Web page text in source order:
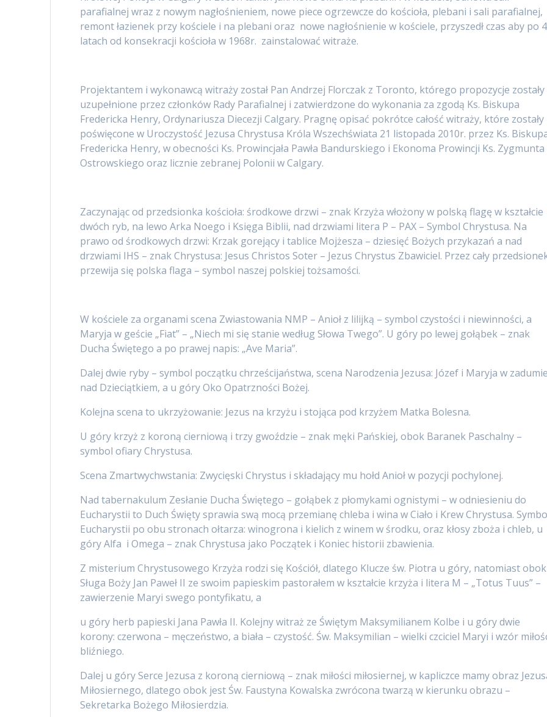
parafialnej wraz z nowym nagłośnieniem, nowe piece ogrzewcze do kościoła, plebani i sali parafialnej,
remont łazienek przy kościele i na plebani oraz nowe nagłośnienie w kościele, przyszedł czas aby po
latach od konsekracji kościoła w 1968r. zainstalować witraże.
Projektantem i wykonawcą witraży został Pan Andrzej Florczak z Toronto, którego propozycje zostały
uzupełnione przez członków Rady Parafialnej i zatwierdzone do wykonania za zgodą Ks. Biskupa
Fredericka Henry, Ordynariusza Diecezji Calgary. Pragnę opisać pokrótce całość witraży, które zostały
poświęcone w Uroczystość Jezusa Chrystusa Króla Wszechświata 21 listopada 2010r. przez Ks.
Fredericka Henry, w obecności Ks. Prowincjała Pawła Bandurskiego i Ekonoma Prowincji Ks. Zygmunta
Ostrowskiego oraz licznie zebranej Polonii w Calgary.
Zaczynając od przedsionka kościoła: środkowe drzwi – znak Krzyża włożony w polską flagę w kształcie
dwóch ryb, na lewo Arka Noego i Księga Biblii, nad drzwiami litera P – PAX – Symbol Chrystusa. Na
prawo od środkowych drzwi: Krzak gorejący i tablice Mojżesza – dziesięć Bożych przykazań a nad
drzwiami IHS – znak Chrystusa: Jesus Christos Soter – Jezus Chrystus Zbawiciel. Przez cały
przewija się polska flaga – symbol naszej polskiej tożsamości.
W kościele za organami scena Zwiastowania NMP – Anioł z lilijką – symbol czystości i niewinności, a
Maryja w geście „Fiat” – „Niech mi się stanie według Słowa Twego”. U góry po lewej gołąbek – znak
Ducha Świętego a po prawej napis: „Ave Maria”.
Dalej dwie ryby – symbol początku chrześcijaństwa, scena Narodzenia Jezusa: Józef i Maryja w
nad Dzieciątkiem, a u góry Oko Opatrzności Bożej.
Kolejna scena to ukrzyżowanie: Jezus na krzyżu i stojąca pod krzyżem Matka Bolesna.
U góry krzyż z koroną cierniową i trzy gwoździe – znak męki Pańskiej, obok Baranek Paschalny –
symbol ofiary Chrystusa.
Scena Zmartwychwstania: Zwycięski Chrystus i składający mu hołd Anioł w pozycji pochylonej.
Nad tabernakulum Zesłanie Ducha Świętego – gołąbek z płomykami ognistymi – w odniesieniu do
Eucharystii to Duch Święty sprawia swą mocą przemianę chleba i wina w Ciało i Krew Chrystusa.
Eucharystii po obu stronach ołtarza: winogrona i kielich z winem w środku, oraz kłosy zboża i chleb, u
góry Alfa i Omega – znak Chrystusa jako Początek i Koniec historii zbawienia.
Z misterium Chrystusowego Krzyża rodzi się Kościół, dlatego Klucze św. Piotra u góry, natomiast obok
Sługa Boży Jan Paweł II ze swoim papieskim pastorałem w kształcie krzyża i litera M – „Totus Tuus” –
zawierzenie Maryi swego pontyfikatu, a
u góry herb papieski Jana Pawła II. Kolejny witraż ze Świętym Maksymilianem Kolbe i u góry dwie
korony: czerwona – męczeństwo, a biała – czystość. Św. Maksymilian – wielki czciciel Maryi i wzór
bliźniego.
Dalej u góry Serce Jezusa z koroną cierniową – znak miłości miłosiernej, w kapliczce mamy obraz
Miłosiernego, dlatego obok jest Św. Faustyna Kowalska zwrócona twarzą w kierunku obrazu –
Sekretarka Bożego Miłosierdzia.